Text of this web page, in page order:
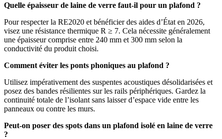
Quelle épaisseur de laine de verre faut-il pour un plafond ?
Pour respecter la RE2020 et bénéficier des aides d’État en 2026,
visez une résistance thermique R ≥ 7. Cela nécessite généralement
une épaisseur comprise entre 240 mm et 300 mm selon la
conductivité du produit choisi.
Comment éviter les ponts phoniques au plafond ?
Utilisez impérativement des suspentes acoustiques désolidarisées et
posez des bandes résilientes sur les rails périphériques. Gardez la
continuité totale de l’isolant sans laisser d’espace vide entre les
panneaux ou contre les murs.
Peut-on poser des spots dans un plafond isolé en laine de verre
?